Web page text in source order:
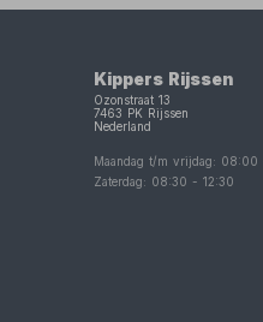
Kippers Rijssen
Ozonstraat 13
7463 PK
Rijssen
Nederland
Maandag t/m vrijdag: 08:00
Zaterdag: 08:30 -12:30